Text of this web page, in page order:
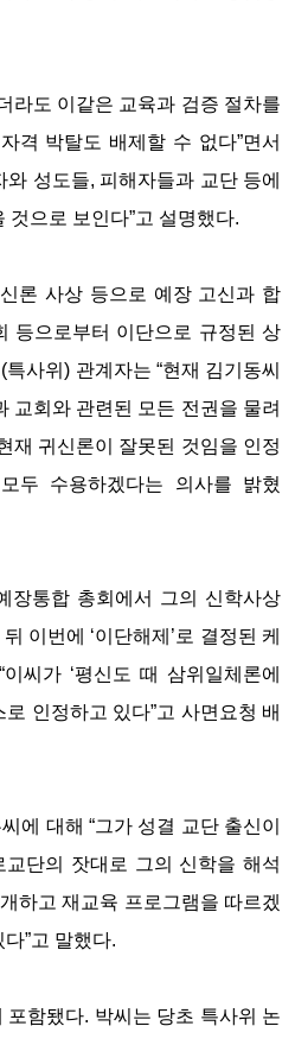
라도 이같은 교육과 검증 절차를
격 박탈도 배제할 수 없다”면서
성도들, 피해자들과 교단 등에
으로 보인다”고 설명했다.
론 사상 등으로 예장 고신과 합
등으로부터 이단으로 규정된 상
사위) 관계자는 “현재 김기동씨
교회와 관련된 모든 전권을 물려
재 귀신론이 잘못된 것임을 인정
두 수용하겠다는 의사를 밝혔
장통합 총회에서 그의 신학사상
이번에 ‘이단해제’로 결정된 케
씨가 ‘평신도 때 삼위일체론에
인정하고 있다”고 사면요청 배
에 대해 “그가 성결 교단 출신이
단의 잣대로 그의 신학을 해석
하고 재교육 프로그램을 따르겠
”고 말했다.
포함됐다. 박씨는 당초 특사위 논